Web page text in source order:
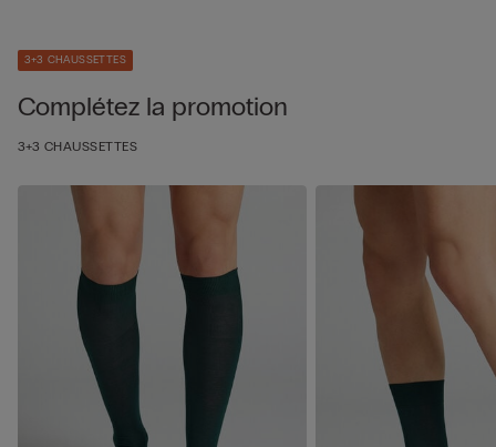
3+3 CHAUSSETTES
Complétez la promotion
3+3 CHAUSSETTES